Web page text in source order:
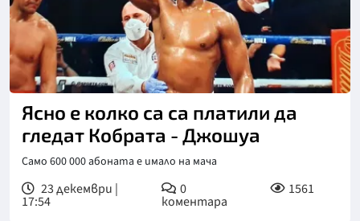
Ясно е колко са са платили да
гледат Кобрата - Джошуа
Само 600 000 абоната е имало на мача
23 декември |
17:54
0
коментара
1561